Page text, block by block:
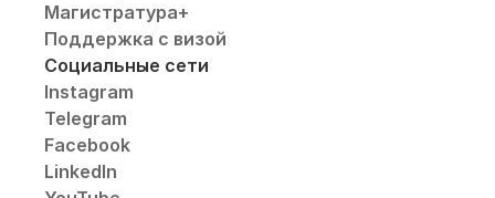
Магистратура+
Поддержка с визой
Социальные сети
Instagram
Telegram
Facebook
LinkedIn